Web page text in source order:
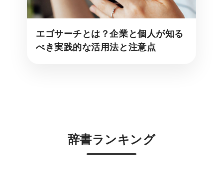
エゴサーチとは？企業と個人が知る
べき実践的な活用法と注意点
辞書ランキング